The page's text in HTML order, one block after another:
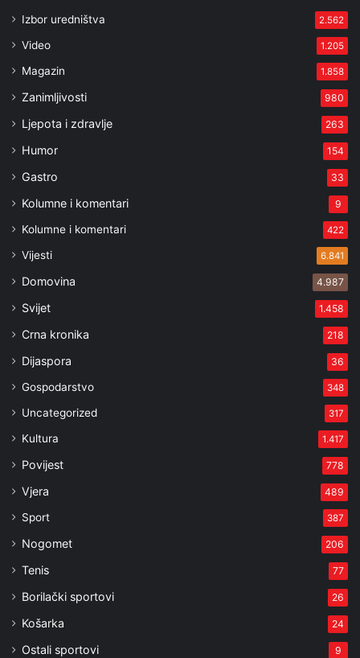
Izbor uredništva 2.562
Video 1.205
Magazin 1.858
Zanimljivosti 980
Ljepota i zdravlje 263
Humor 154
Gastro 33
Kolumne i komentari 9
Kolumne i komentari 422
Vijesti 6.841
Domovina 4.987
Svijet 1.458
Crna kronika 218
Dijaspora 36
Gospodarstvo 348
Uncategorized 317
Kultura 1.417
Povijest 778
Vjera 489
Sport 387
Nogomet 206
Tenis 77
Borilački sportovi 26
Košarka 24
Ostali sportovi 9